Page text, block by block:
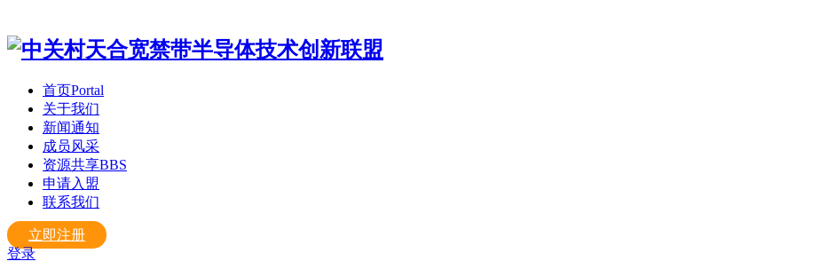
首页Portal
关于我们
新闻通知
成员风采
资源共享BBS
申请入盟
联系我们
立即注册
登录